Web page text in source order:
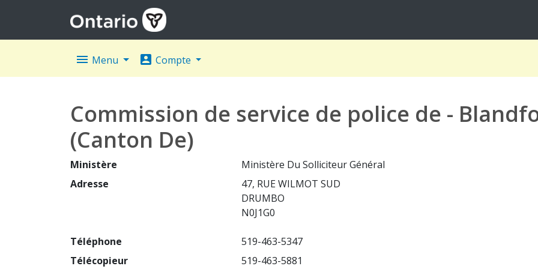
menu Menu account_box Compte
Commission de service de police de -
(Canton De)
Ministère
Ministère Du Solliciteur Général
Adresse
47, RUE WILMOT SUD
DRUMBO
N0J1G0
Téléphone
519-463-5347
Télécopieur
519-463-5881